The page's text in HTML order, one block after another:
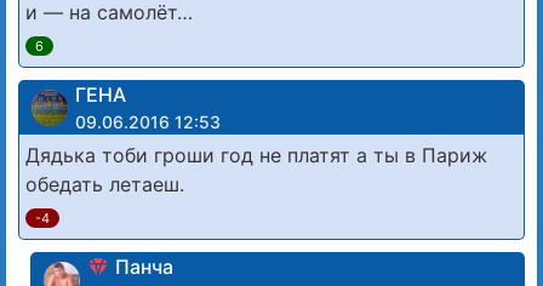
и — на самолёт…
6
ГЕНА
09.06.2016 12:53
Дядька тоби гроши год не платят а ты в Париж
обедать летаеш.
-4
Панча